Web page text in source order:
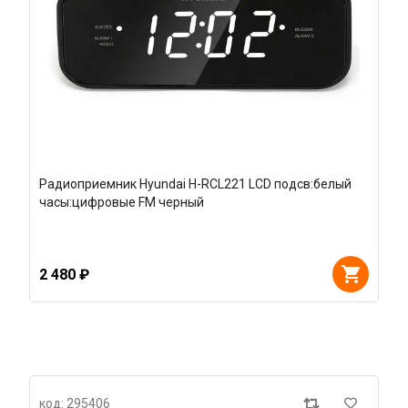
Радиоприемник Hyundai H-RCL221 LCD подсв:белый
часы:цифровые FM черный
2 480 ₽
код: 295406